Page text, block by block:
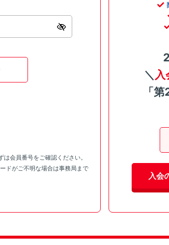
会員番号をご確認ください。
ドがご不明な場合は事務局まで
＼
「
入会